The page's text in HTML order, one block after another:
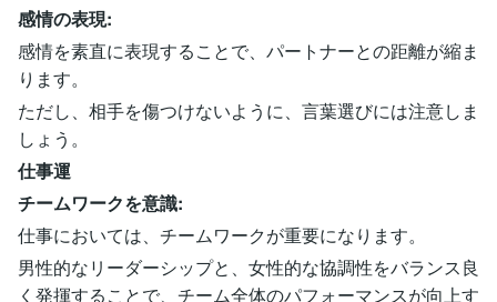
感情の表現:
感情を素直に表現することで、パートナーとの距離が縮ま
ります。
ただし、相手を傷つけないように、言葉選びには注意しま
しょう。
仕事運
チームワークを意識:
仕事においては、チームワークが重要になります。
男性的なリーダーシップと、女性的な協調性をバランス良
く発揮することで、チーム全体のパフォーマンスが向上す